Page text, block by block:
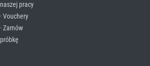
naszej pracy
· Vouchery
· Zamów
próbkę